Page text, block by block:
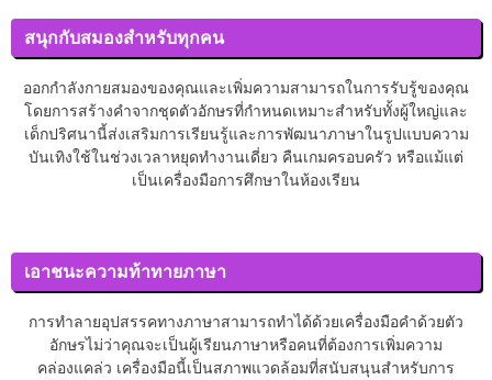
สนุกกับสมองสำหรับทุกคน
ออกกำลังกายสมองของคุณและเพิ่มความสามารถในการรับรู้ของคุณ
โดยการสร้างคำจากชุดตัวอักษรที่กำหนดเหมาะสำหรับทั้งผู้ใหญ่และ
เด็กปริศนานี้ส่งเสริมการเรียนรู้และการพัฒนาภาษาในรูปแบบความ
บันเทิงใช้ในช่วงเวลาหยุดทำงานเดี่ยว คืนเกมครอบครัว หรือแม้แต่
เป็นเครื่องมือการศึกษาในห้องเรียน
เอาชนะความท้าทายภาษา
การทำลายอุปสรรคทางภาษาสามารถทำได้ด้วยเครื่องมือคำด้วยตัว
อักษรไม่ว่าคุณจะเป็นผู้เรียนภาษาหรือคนที่ต้องการเพิ่มความ
คล่องแคล่ว เครื่องมือนี้เป็นสภาพแวดล้อมที่สนับสนุนสำหรับการ